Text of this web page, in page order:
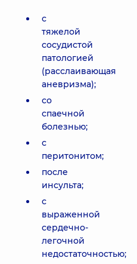
с
тяжелой
сосудистой
патологией
(расслаивающая
аневризма);
со
спаечной
болезнью;
с
перитонитом;
после
инсульта;
с
выраженной
сердечно-
легочной
недостаточностью;